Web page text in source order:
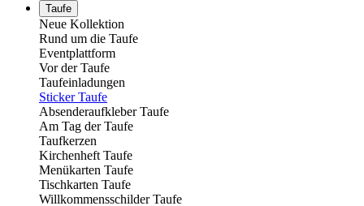
Taufe
Neue Kollektion
Rund um die Taufe
Eventplattform
Vor der Taufe
Taufeinladungen
Sticker Taufe
Absenderaufkleber Taufe
Am Tag der Taufe
Taufkerzen
Kirchenheft Taufe
Menükarten Taufe
Tischkarten Taufe
Willkommensschilder Taufe